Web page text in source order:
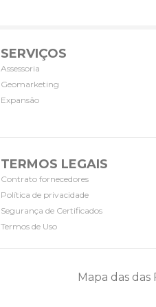
SERVIÇOS
Assessoria
Geomarketing
Expansão
TERMOS LEGAIS
Contrato fornecedores
Política de privacidade
Segurança de Certificados
Termos de Uso
Mapa das das